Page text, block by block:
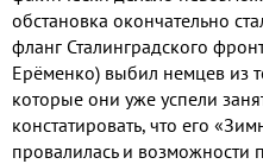
обстановка окончательно
фланг Сталинградского
Ерёменко) выбил немцев из
которые они уже успели
констатировать, что его
провалилась и возможности